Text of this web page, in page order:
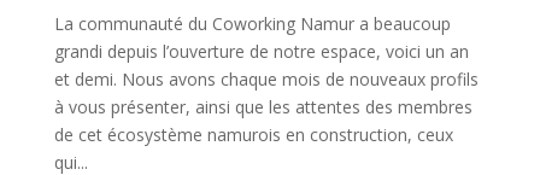
La communauté du Coworking Namur a beaucoup
grandi depuis l’ouverture de notre espace, voici un an
et demi. Nous avons chaque mois de nouveaux profils
à vous présenter, ainsi que les attentes des membres
de cet écosystème namurois en construction, ceux
qui...